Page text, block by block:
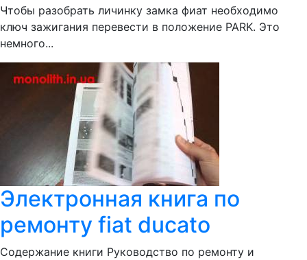
Чтобы разобрать личинку замка фиат необходимо
ключ зажигания перевести в положение PARK. Это
немного...
Электронная книга по
ремонту fiat ducato
Содержание книги Руководство по ремонту и